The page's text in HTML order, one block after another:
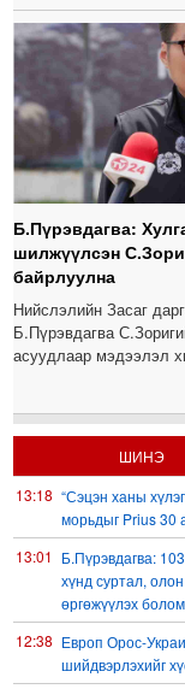
Б.Пүрэвдагва:
шилжүүлсэн
байрлуулна
Нийслэлийн Засаг
Б.Пүрэвдагва
асуудлаар мэдээлэл
ШИНЭ
13:18 “Сэцэн ханы
морьдыг Prius 30
13:01 Б.Пүрэвдагва:
хүнд суртал,
өргөжүүлэх
12:38 Европ Орос-
шийдвэрлэхийг